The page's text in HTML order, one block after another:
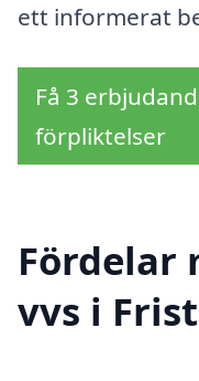
ett informerat
Få 3
förpliktelser
Fördelar
vvs i